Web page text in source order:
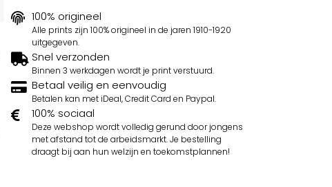
100% origineel
Alle prints zijn 100% origineel in de jaren 1910-1920
uitgegeven.
Snel verzonden
Binnen 3 werkdagen wordt je print verstuurd.
Betaal veilig en eenvoudig
Betalen kan met iDeal, Credit Card en Paypal.
100% sociaal
Deze webshop wordt volledig gerund door jongens
met afstand tot de arbeidsmarkt. Je bestelling
draagt bij aan hun welzijn en toekomstplannen!